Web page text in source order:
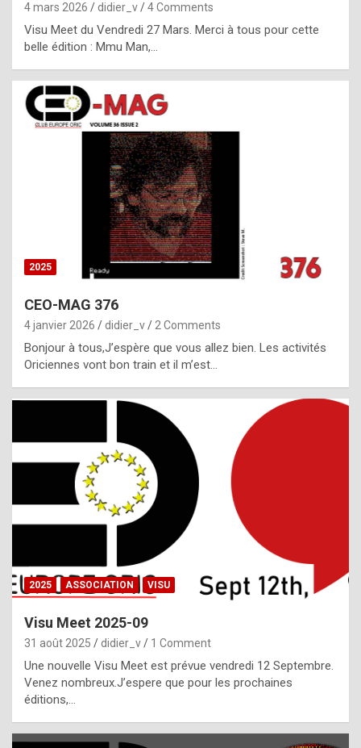
p
l
c
h
i
s
t
o
r
p
e
c
i
l
,
g
h
t
f
4 mars 2026 didier_v 4 Comments
Visu Meet du Vendredi 27 Mars. Merci à tous pour cette
belle édition : Mmu Man,…
2025
CEO-MAG 376
4 janvier 2026 didier_v 2 Comments
Bonjour à tous,J’espère que vous allez bien. Les activités
Oriciennes vont bon train et il m’est…
2025 ASSOCIATION VISU
Visu Meet 2025-09
31 août 2025 didier_v 1 Comment
Une nouvelle Visu Meet est prévue vendredi 12 Septembre.
Venez nombreux.J’espere que pour les prochaines
éditions,…